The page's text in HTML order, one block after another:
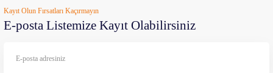
Ürün açıklamasında eksik bilgiler bulunuyor.
Ürün fiyatı diğer sitelerden daha pahalı.
Kayıt Olun Fırsatları Kaçırmayın
E-posta Listemize Kayıt Olabilirsiniz